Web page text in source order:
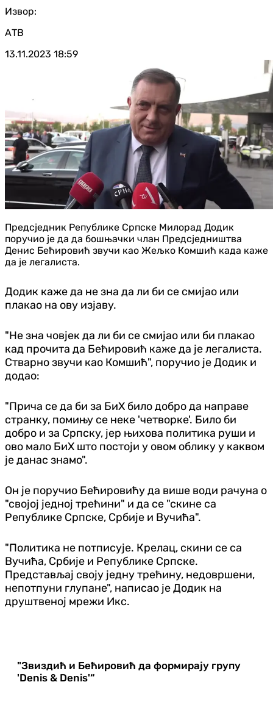
Извор:
АТВ
13.11.2023 18:59
Предсједник Републике Српске Милорад Додик
поручио је да да бошњачки члан Предсједништва
Денис Бећировић звучи као Жељко Комшић када каже
да је легалиста.
Додик каже да не зна да ли би се смијао или
плакао на ову изјаву.
"Не зна човјек да ли би се смијао или би плакао
кад прочита да Бећировић каже да је легалиста.
Стварно звучи као Комшић", поручио је Додик и
додао:
"Прича се да би за БиХ било добро да направе
странку, помињу се неке 'четворке'. Било би
добро и за Српску, јер њихова политика руши и
ово мало БиХ што постоји у овом облику у каквом
је данас знамо".
Он је поручио Бећировићу да више води рачуна о
"својој једној трећини" и да се "скине са
Републике Српске, Србије и Вучића".
"Политика не потписује. Крелац, скини се са
Вучића, Србије и Републике Српске.
Представљај своју једну трећину, недовршени,
непотпуни глупане", написао је Додик на
друштвеној мрежи Икс.
"Звиздић и Бећировић да формирају групу
'Denis & Denis'“